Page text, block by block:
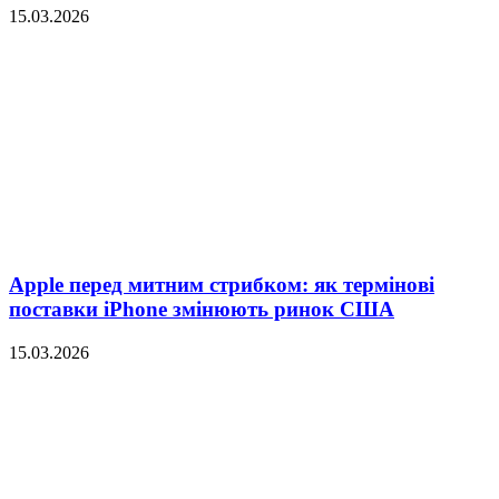
15.03.2026
Apple перед митним стрибком: як термінові
поставки iPhone змінюють ринок США
15.03.2026